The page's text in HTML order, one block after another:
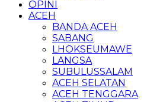
OPINI
ACEH
BANDA ACEH
SABANG
LHOKSEUMAWE
LANGSA
SUBULUSSALAM
ACEH SELATAN
ACEH TENGGARA